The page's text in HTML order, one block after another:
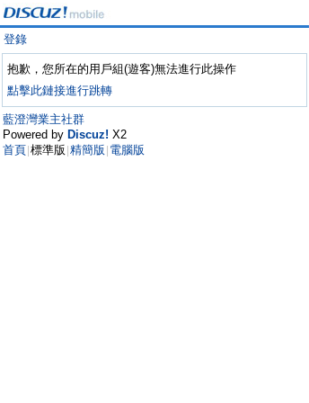
登錄
抱歉，您所在的用戶組(遊客)無法進行此操作
點擊此鏈接進行跳轉
藍澄灣業主社群
Powered by Discuz! X2
首頁 標準版 精簡版 電腦版